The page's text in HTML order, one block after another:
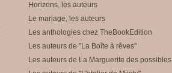
Horizons, les auteurs
Le mariage, les auteurs
Les anthologies chez TheBookEdition
Les auteurs de "La Boîte à rêves"
Les auteurs de La Marguerite des possibles